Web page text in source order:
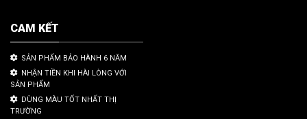
CAM KẾT
SẢN PHẨM BẢO HÀNH 6 NĂM
NHẬN TIỀN KHI HÀI LÒNG VỚI
SẢN PHẨM
DÙNG MÀU TỐT NHẤT THỊ
TRƯỜNG